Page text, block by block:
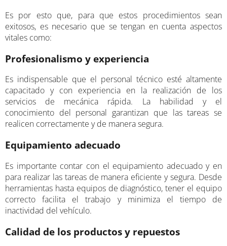
Es por esto que, para que estos procedimientos sean
exitosos, es necesario que se tengan en cuenta aspectos
vitales como:
Profesionalismo y experiencia
Es indispensable que el personal técnico esté altamente
capacitado y con experiencia en la realización de los
servicios de mecánica rápida. La habilidad y el
conocimiento del personal garantizan que las tareas se
realicen correctamente y de manera segura.
Equipamiento adecuado
Es importante contar con el equipamiento adecuado y en
para realizar las tareas de manera eficiente y segura. Desde
herramientas hasta equipos de diagnóstico, tener el equipo
correcto facilita el trabajo y minimiza el tiempo de
inactividad del vehículo.
Calidad de los productos y repuestos